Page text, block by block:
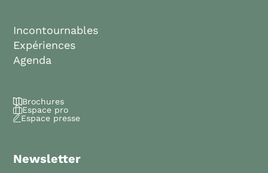
Incontournables
Expériences
Agenda
Brochures
Espace pro
Espace presse
Newsletter